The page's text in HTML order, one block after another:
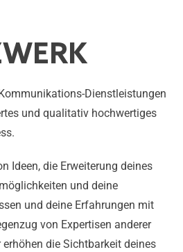
Dienstleistungen
und qualitativ hochwertiges
Ideen, die Erweiterung deines
und deine
und deine Erfahrungen mit
von Expertisen anderer
die Sichtbarkeit deines